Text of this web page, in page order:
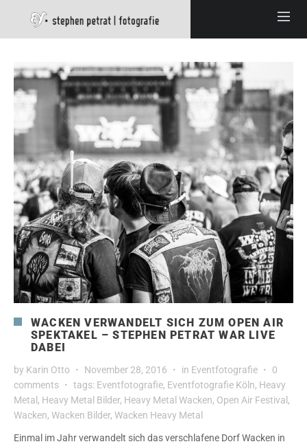
WACKEN VERWANDELT SICH ZUM OPEN AIR
SPEKTAKEL – STEPHEN PETRAT WAR LIVE
DABEI
by Karin Otto November 28, 2016 in Eventfotografie
0
comments
tags: Eventfotografie, Eventfotografie Köln, Heavy
Metal , Heavy Metal Bilder, Heavy Metal Wacken, Open Air Festival ,
Wacken, Wacken Bilder, Wacken Heavy Metal
Einmal im Jahr verwandelt sich das verschlafene Dorf Wacken in